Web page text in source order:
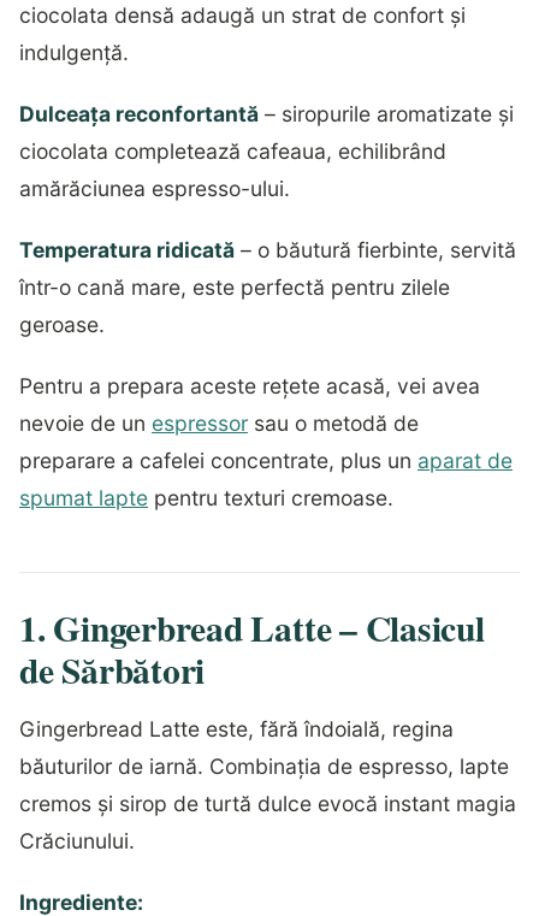
ciocolata densă adaugă un strat de confort și
indulgență.
Dulceața reconfortantă – siropurile aromatizate și
ciocolata completează cafeaua, echilibrând
amărăciunea espresso-ului.
Temperatura ridicată – o băutură fierbinte, servită
într-o cană mare, este perfectă pentru zilele
geroase.
Pentru a prepara aceste rețete acasă, vei avea
nevoie de un espressor sau o metodă de
preparare a cafelei concentrate, plus un aparat de
spumat lapte pentru texturi cremoase.
1. Gingerbread Latte – Clasicul
de Sărbători
Gingerbread Latte este, fără îndoială, regina
băuturilor de iarnă. Combinația de espresso, lapte
cremos și sirop de turtă dulce evocă instant magia
Crăciunului.
Ingrediente: